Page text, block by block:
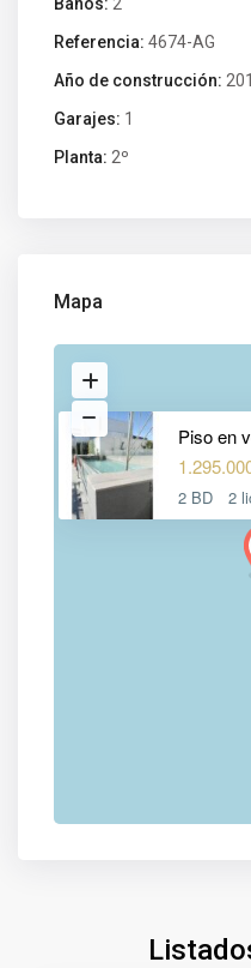
Referencia: 4674-AG
Año de construcción:
Garajes: 1
Planta: 2º
Mapa
Piso en
2 BD 2